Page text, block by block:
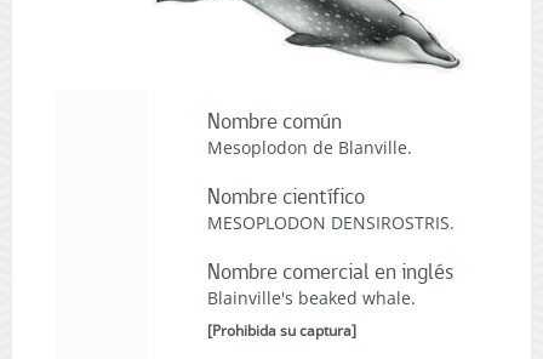
Nombre común
Mesoplodon de Blanville.
Nombre científico
MESOPLODON DENSIROSTRIS.
Nombre comercial en inglés
Blainville's beaked whale.
[Prohibida su captura]